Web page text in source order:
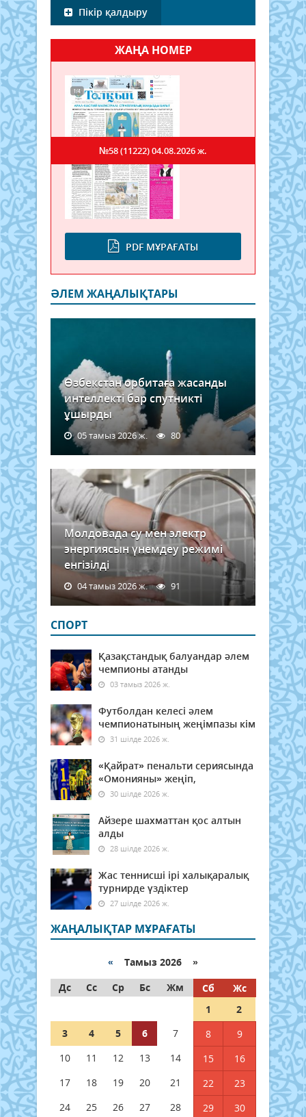
Пікір қалдыру
ЖАҢА НОМЕР
PDF МҰРАҒАТЫ
№58 (11222)04.08.2026 ж.
ӘЛЕМ ЖАҢАЛЫҚТАРЫ
Өзбекстан орбитаға жасанды
интеллекті бар спутникті
ұшырды
05 тамыз 2026 ж. 80
Молдовада су мен электр
энергиясын үнемдеу режимі
енгізілді
04 тамыз 2026 ж. 91
СПОРТ
Қазақстандық балуандар әлем
чемпионы атанды
03 тамыз 2026 ж.
Футболдан келесі әлем
чемпионатының жеңімпазы кім
31 шілде 2026 ж.
«Қайрат» пенальти сериясында
«Омонияны» жеңіп,
30 шілде 2026 ж.
Айзере шахматтан қос алтын
алды
28 шілде 2026 ж.
Жас теннисші ірі халықаралық
турнирде үздіктер
27 шілде 2026 ж.
ЖАҢАЛЫҚТАР МҰРАҒАТЫ
« Тамыз 2026 »
Дс
Сс Ср Бс Жм Сб
Жс
1
2
3
4 5 6 7 8
9
10
11 12 13 14 15
16
17
18 19 20 21 22
23
24
25 26 27 28 29 30